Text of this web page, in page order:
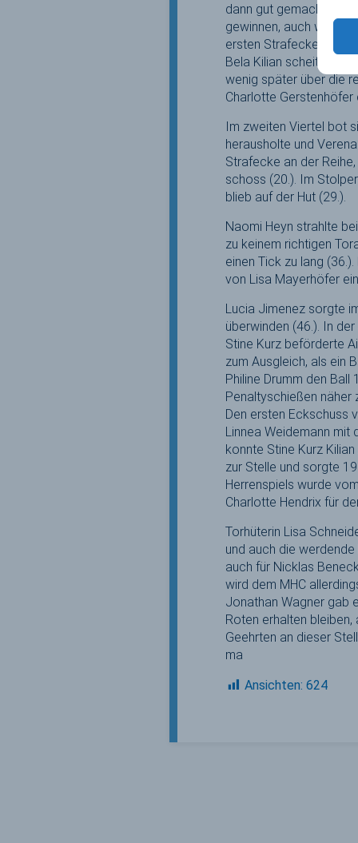
dann gut gemacht“,
gewinnen, auch wenn
ersten Strafecke aber
Bela Kilian scheiterten
wenig später über die
Charlotte Gerstenhöfer
Im zweiten Viertel bot
herausholte und
Strafecke an der
schoss (20.). Im
blieb auf der Hut (29.).
Naomi Heyn strahlte
zu keinem richtigen
einen Tick zu lang
von Lisa Mayerhöfer
Lucia Jimenez sorgte
überwinden (46.). In
Stine Kurz beförderte
zum Ausgleich, als ein
Philine Drumm den
Penaltyschießen näher
Den ersten Eckschuss
Linnea Weidemann mit
konnte Stine Kurz
zur Stelle und sorgte
Herrenspiels wurde
Charlotte Hendrix für
Torhüterin Lisa
und auch die
auch für Nicklas
wird dem MHC
Jonathan Wagner gab
Roten erhalten
Geehrten an dieser
ma
Ansichten: 624